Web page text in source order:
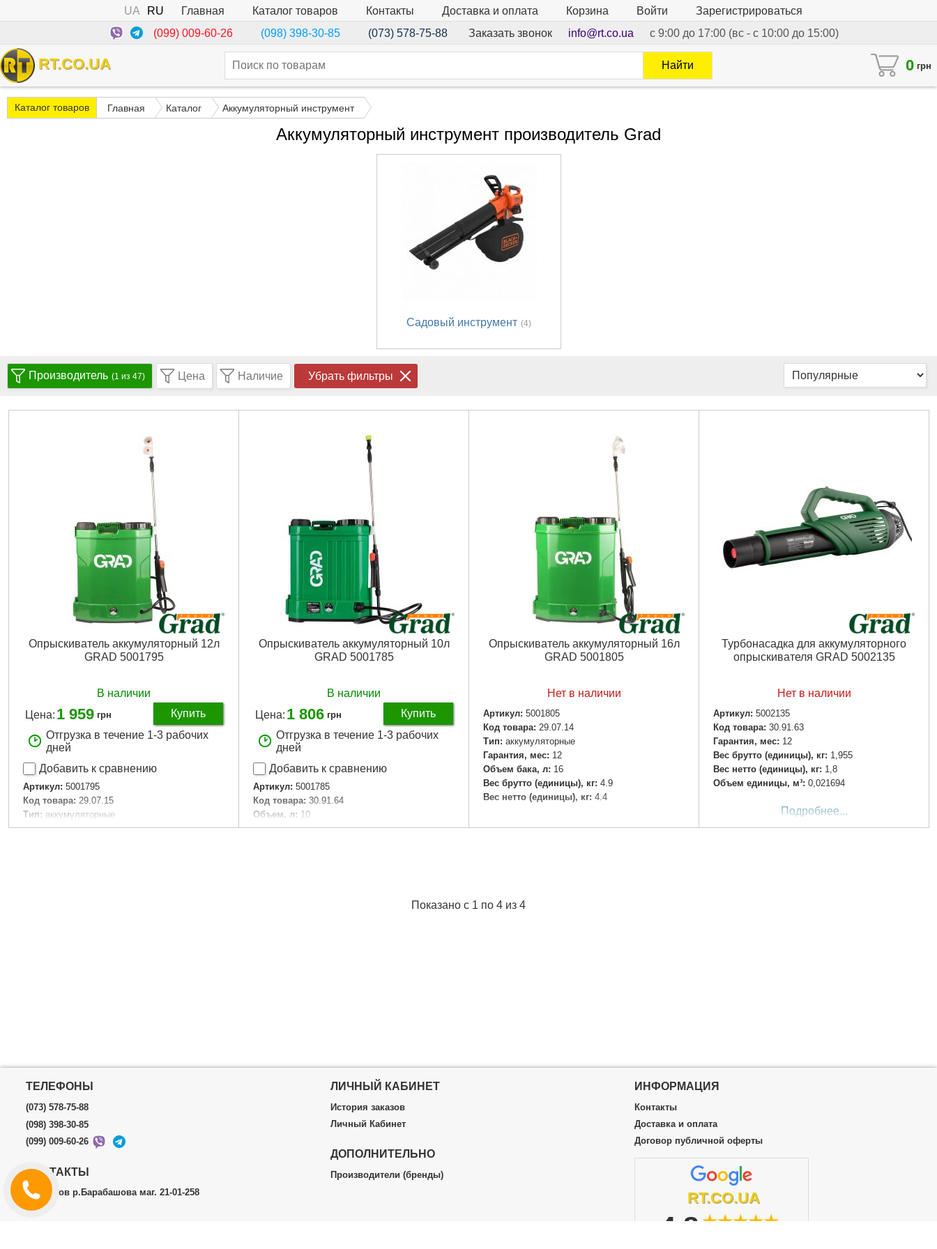
UA RU Главная Каталог товаров Контакты Доставка и оплата Корзина Войти
Зарегистрироваться
(099) 009-60-26
(098) 398-30-85 (073) 578-75-88 Заказать звонок info@rt.co.ua с 9:00 до 17:00 (вс - с 10:00 до 15:00)
RT.CO.UA 0 грн
Найти
Каталог товаров Главная Каталог Аккумуляторный инструмент
Аккумуляторный инструмент производитель Grad
Садовый инструмент (4)
Производитель (1 из 47) Цена Наличие Убрать фильтры
Опрыскиватель аккумуляторный 12л
GRAD 5001795
В наличии
Цена: 1 959 грн
Купить
Отгрузка в течение 1-3 рабочих
дней
Добавить к сравнению
Артикул: 5001795
Код товара: 29.07.15
Tип: аккумуляторные
Гарантия, мес: 12
Опрыскиватель аккумуляторный 10л
GRAD 5001785
В наличии
Цена: 1 806 грн
Купить
Отгрузка в течение 1-3 рабочих
дней
Добавить к сравнению
Артикул: 5001785
Код товара: 30.91.64
Объем, л: 10
Вес брутто (единицы), кг: 4,5
Опрыскиватель аккумуляторный 16л
GRAD 5001805
Нет в наличии
Артикул: 5001805
Код товара: 29.07.14
Tип: аккумуляторные
Гарантия, мес: 12
Объем бака, л: 16
Вес брутто (единицы), кг: 4.9
Вес нетто (единицы), кг: 4.4
Подробнее...
Турбонасадка для аккумуляторного
опрыскивателя GRAD 5002135
Нет в наличии
Артикул: 5002135
Код товара: 30.91.63
Гарантия, мес: 12
Вес брутто (единицы), кг: 1,955
Вес нетто (единицы), кг: 1,8
Объем единицы, м³: 0,021694
Подробнее...
Показано с 1 по 4 из 4
ТЕЛЕФОНЫ
(073) 578-75-88
(098) 398-30-85
(099) 009-60-26
КОНТАКТЫ
г.Харьков р.Барабашова маг. 21-01-258
ЛИЧНЫЙ КАБИНЕТ
История заказов
Личный Кабинет
ДОПОЛНИТЕЛЬНО
Производители (бренды)
ИНФОРМАЦИЯ
Контакты
Доставка и оплата
Договор публичной оферты
RT.CO.UA
4.8 ★★★★★